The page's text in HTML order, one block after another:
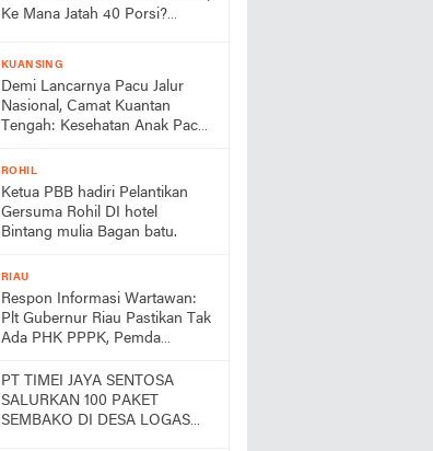
Ke Mana Jatah 40 Porsi?
KUANSING
Demi Lancarnya Pacu Jalur
Nasional, Camat Kuantan
Tengah: Kesehatan Anak Pacu
ROHIL
Ketua PBB hadiri Pelantikan
Gersuma Rohil DI hotel
Bintang mulia Bagan batu.
RIAU
Respon Informasi Wartawan:
Plt Gubernur Riau Pastikan Tak
Ada PHK PPPK, Pemda
PT TIMEI JAYA SENTOSA
SALURKAN 100 PAKET
SEMBAKO DI DESA LOGAS